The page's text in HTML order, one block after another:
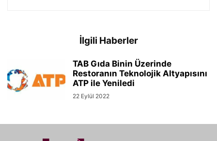
İlgili Haberler
TAB Gıda Binin Üzerinde
Restoranın Teknolojik Altyapısını
ATP ile Yeniledi
22 Eylül 2022